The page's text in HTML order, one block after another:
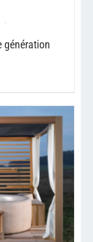
génération